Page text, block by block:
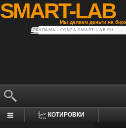
SMART-LAB
Мы делаем деньги на
РЕКЛАМА • CONFA.SMART-LAB.RU
КОТИРОВКИ